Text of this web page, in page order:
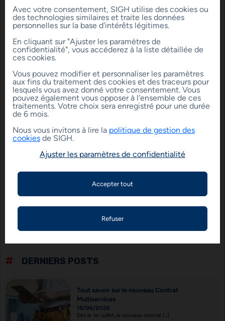
Attention ! Si vous n’êtes pas assuré, les dégâts
causés sur vos biens mobiliers seront à votre charge !
L’assurance SIGH couvre la structure du bâtiment
mais jamais vos biens personnels.
Partager l'actualité :
NAVIGATION RAPIDE
ARTICLE PRÉCÉDENT
ARTICLE SUIVANT
DERNIERS POSTS
Tout savoir sur le nouveau Contrat
Multiservices
18/06/2026
Dès le 1er juillet, le nouveau contrat [...]
Avec votre consentement, SIGH utilise des cookies ou
des technologies similaires et traite les données
personnelles sur la base d'intérêts légitimes.
En cliquant sur "Ajuster les paramètres de
confidentialité", vous accéderez à la liste détaillée de
ces cookies.
Vous pouvez modifier et personnaliser les paramètres
aux fins du traitement des cookies et des traceurs pour
lesquels vous avez donné votre consentement. Vous
pouvez également vous opposer à l'ensemble de ces
traitements. Votre choix sera enregistré pour une durée
de 6 mois.
Nous vous invitons à lire la politique de gestion des
cookiesde SIGH.
Ajuster les paramètres de confidentialité